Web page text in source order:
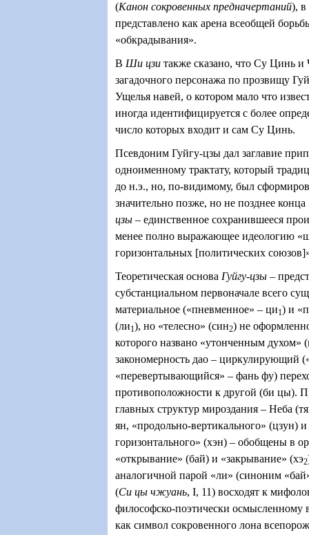
(Канон сокровенных предначертаний), в
представлено как арена всеобщей
«обкрадывания».
В Ши цзи также сказано, что Су Цинь
загадочного персонажа по прозвищу
Ущелья навей, о котором мало что
иногда идентифицируется с более
число которых входит и сам Су Цинь.
Псевдоним Гуйгу-цзы дал заглавие
одноименному трактату, который
до н.э., но, по-видимому, был
значительно позже, но не позднее
цзы – единственное сохранившееся
менее полно выражающее идеологию
горизонтальных [политических
Теоретическая основа Гуйгу-цзы –
субстанциальном первоначале всего
материальное («пневменное» – ци1) и
(ли1), но «телесно» (син2) не
которого названо «утонченным
закономерность дао – циркулирующий
«перевертывающийся» – фань фу)
противоположности к другой (би цы).
главных структур мироздания – Неба
ян, «продольно-вертикального» (цзун)
горизонтального» (хэн) – обобщены в
«открывание» (бай) и «закрывание» (хэ2
аналогичной парой «ли» (синоним
(Си цы чжуань, I, 11) восходят к
философско-поэтически осмысленному
как символ сокровенного лона